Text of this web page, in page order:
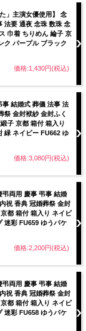
」主演女優使用】 念
法要 通夜 念珠 数珠 念
巾着 ちりめん 綸子 京
ク パープル ブラック
価格:1,430円(税込)
結婚式 葬儀 法事 法
祭 金封袱紗 金封ふく
子 京都 箱付 箱入り
緑 ネイビー FU662 ゆ
価格:3,080円(税込)
両用 慶事 弔事 結婚
祝 香典 冠婚葬祭 金封
都 箱付 箱入り ネイビ
迷彩 FU659 ゆうパケ
価格:2,200円(税込)
両用 慶事 弔事 結婚
祝 香典 冠婚葬祭 金封
都 箱付 箱入り ネイビ
迷彩 FU658 ゆうパケ